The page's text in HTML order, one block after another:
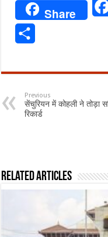
Share
Previous
सेंचुरियन में कोहली ने तोड़ा
रिकार्ड
Related Articles